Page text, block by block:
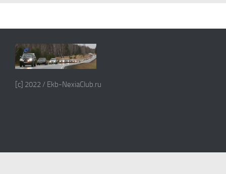
[c] 2022 / Ekb-NexiaClub.ru